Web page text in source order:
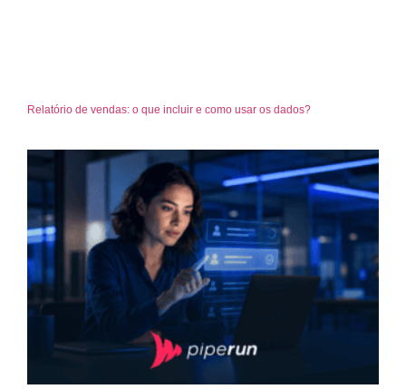
Relatório de vendas: o que incluir e como usar os dados?